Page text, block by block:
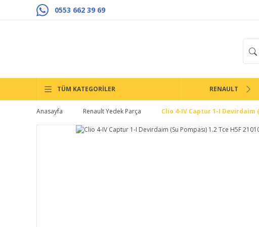
0553 662 39 69
TÜM KATEGORİLER RENAULT
Anasayfa Renault Yedek Parça Clio 4-IV Captur 1-I Devirdaim